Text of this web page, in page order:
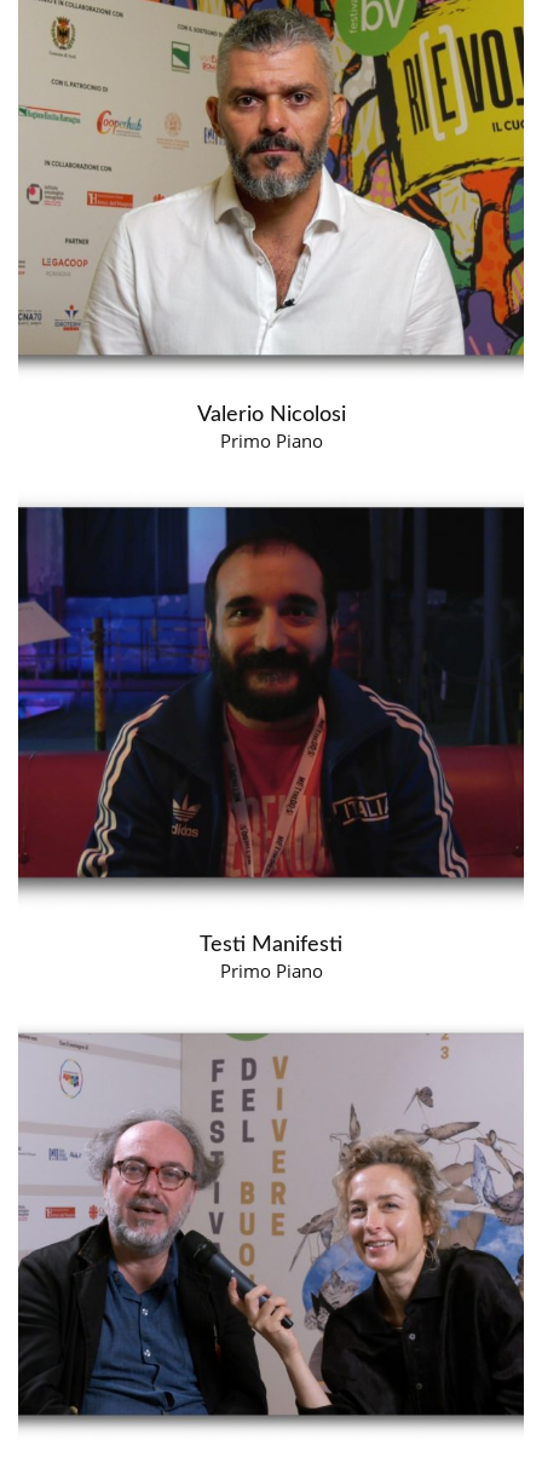
Valerio Nicolosi
Primo Piano
Testi Manifesti
Primo Piano